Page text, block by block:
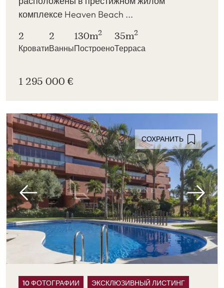
комплексе Heaven Beach ...
2
Кровати
2
Ванны
130m2
Построено
35m2
Терраса
1 295 000 €
СОХРАНИТЬ
10 ФОТОГРАФИИ ЭКСКЛЮЗИВНЫЙ ЛИСТИНГ